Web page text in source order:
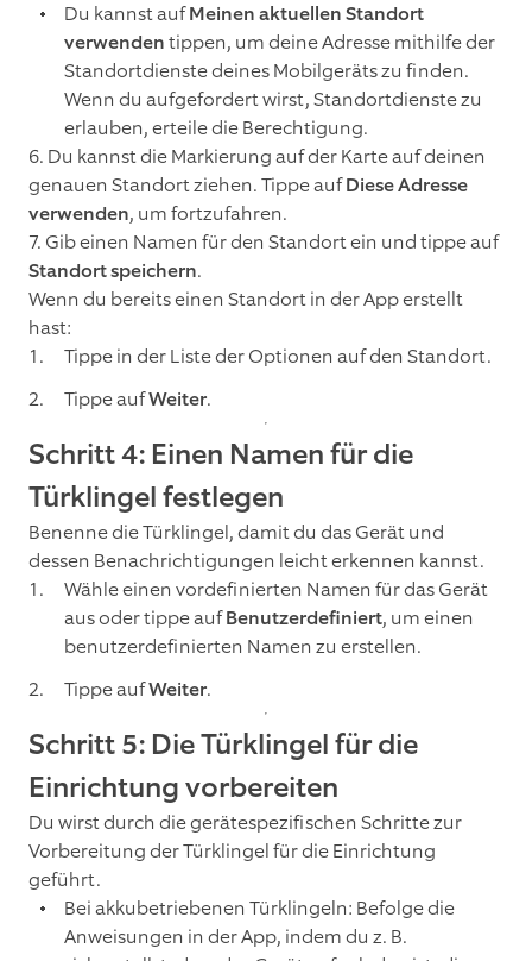
Du kannst aufMeinen aktuellen Standort
verwendentippen, um deine Adresse mithilfe der
Standortdienste deines Mobilgeräts zu finden.
Wenn du aufgefordert wirst, Standortdienste zu
erlauben, erteile die Berechtigung.
6. Du kannst die Markierung auf der Karte auf deinen
genauen Standort ziehen. Tippe aufDiese Adresse
verwenden, um fortzufahren.
7. Gib einen Namen für den Standort ein und tippe auf
Standort speichern.
Wenn du bereits einen Standort in der App erstellt
hast:
Tippe in der Liste der Optionen auf den Standort.
Tippe aufWeiter.
Schritt 4: Einen Namen für die
Türklingel festlegen
Benenne die Türklingel, damit du das Gerät und
dessen Benachrichtigungen leicht erkennen kannst.
Wähle einen vordefinierten Namen für das Gerät
aus oder tippe aufBenutzerdefiniert, um einen
benutzerdefinierten Namen zu erstellen.
Tippe aufWeiter.
Schritt 5: Die Türklingel für die
Einrichtung vorbereiten
Du wirst durch die gerätespezifischen Schritte zur
Vorbereitung der Türklingel für die Einrichtung
geführt.
Bei akkubetriebenen Türklingeln: Befolge die
Anweisungen in der App, indem du z. B.